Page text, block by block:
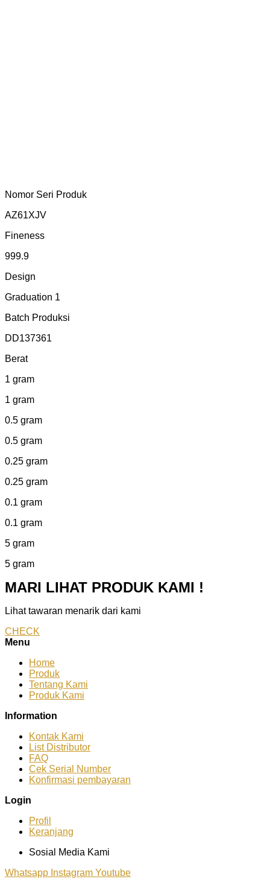
Nomor Seri Produk
AZ61XJV
Fineness
999.9
Design
Graduation 1
Batch Produksi
DD137361
Berat
1 gram
1 gram
0.5 gram
0.5 gram
0.25 gram
0.25 gram
0.1 gram
0.1 gram
5 gram
5 gram
MARI LIHAT PRODUK KAMI !
Lihat tawaran menarik dari kami
CHECK
Menu
Home
Produk
Tentang Kami
Produk Kami
Information
Kontak Kami
List Distributor
FAQ
Cek Serial Number
Konfirmasi pembayaran
Login
Profil
Keranjang
Sosial Media Kami
Whatsapp Instagram Youtube